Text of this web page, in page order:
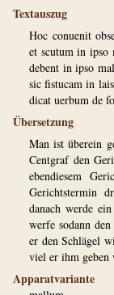
Textauszug
Hoc conuenit
et scutum in ipso
debent in ipso
sic fistucam in
dicat uerbum de
Übersetzung
Man ist überein
Centgraf den
ebendiesem
Gerichtstermin
danach werde
werfe sodann
er den Schlägel
viel er ihm geben
Apparatvariante